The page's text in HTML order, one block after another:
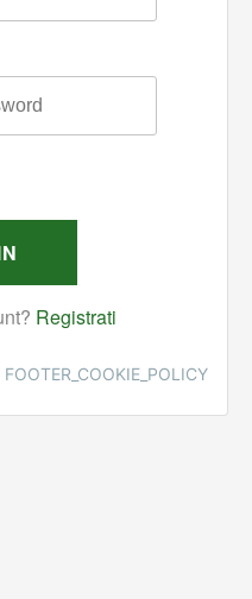
FOOTER_COOKIE_POLICY